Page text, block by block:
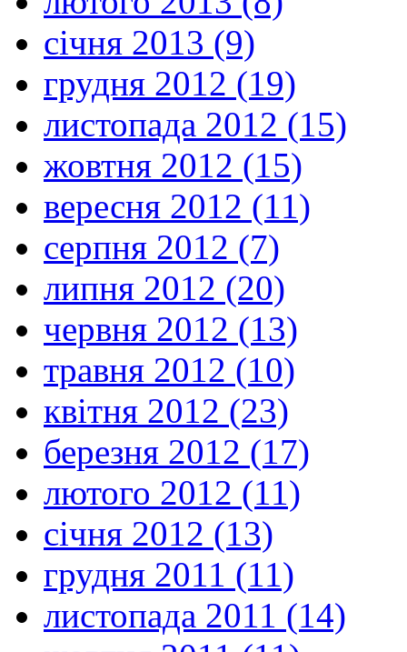
січня 2013 (9)
грудня 2012 (19)
листопада 2012 (15)
жовтня 2012 (15)
вересня 2012 (11)
серпня 2012 (7)
липня 2012 (20)
червня 2012 (13)
травня 2012 (10)
квітня 2012 (23)
березня 2012 (17)
лютого 2012 (11)
січня 2012 (13)
грудня 2011 (11)
листопада 2011 (14)